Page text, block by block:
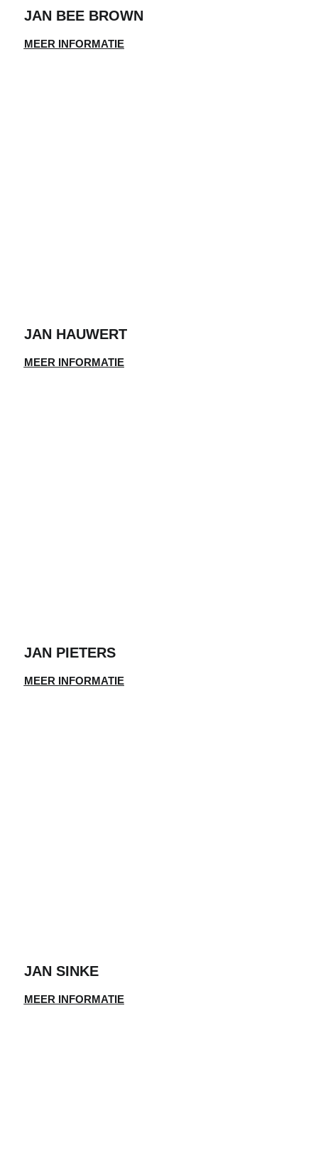
JAN BEE BROWN
MEER INFORMATIE
JAN HAUWERT
MEER INFORMATIE
JAN PIETERS
MEER INFORMATIE
JAN SINKE
MEER INFORMATIE